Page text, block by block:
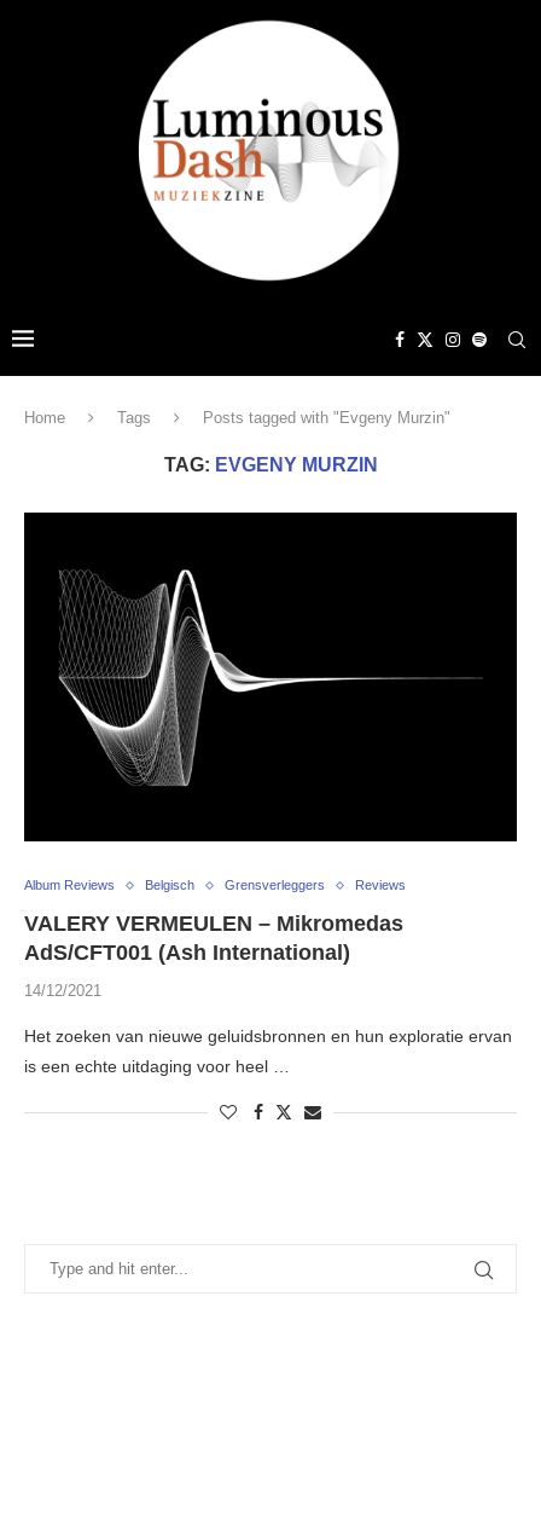
Home Tags Posts tagged with "Evgeny Murzin"
TAG: EVGENY MURZIN
Album Reviews Belgisch Grensverleggers Reviews
VALERY VERMEULEN – Mikromedas
AdS/CFT001 (Ash International)
14/12/2021
Het zoeken van nieuwe geluidsbronnen en hun exploratie ervan
is een echte uitdaging voor heel …